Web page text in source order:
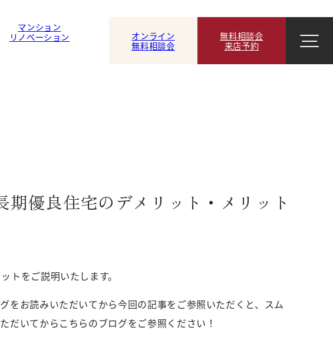
マンション
リノベーション
オンライン
無料相談会
無料相談会
来店予約
優良住宅のデメリット・メリット
トをご説明いたします。
をお読みいただいてから今回の記事をご参照いただくと、スム
だいてからこちらのブログをご参照ください！